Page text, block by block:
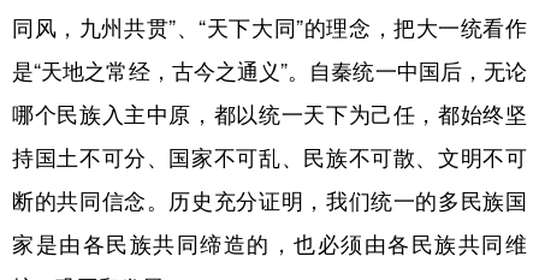
同风，九州共贯”、“天下大同”的理念，把大一统看作
是“天地之常经，古今之通义”。自秦统一中国后，无论
哪个民族入主中原，都以统一天下为己任，都始终坚
持国土不可分、国家不可乱、民族不可散、文明不可
断的共同信念。历史充分证明，我们统一的多民族国
家是由各民族共同缔造的，也必须由各民族共同维